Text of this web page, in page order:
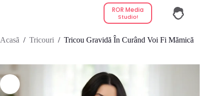
ROR Media
Studio!
Acasã / Tricouri / Tricou Gravidă În Curând Voi Fi Mămică